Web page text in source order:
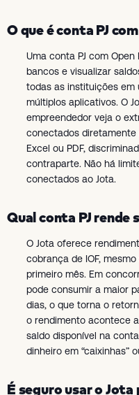
O que é conta PJ
Uma conta PJ com
bancos e visualizar
todas as instituições em
múltiplos aplicativos. O
empreendedor veja o
conectados
Excel ou PDF,
contraparte. Não há
conectados ao Jota.
Qual conta PJ rende
O Jota oferece
cobrança de IOF,
primeiro mês. Em
pode consumir a maior
dias, o que torna o
o rendimento acontece
saldo disponível na
dinheiro em “caixinhas”
É seguro usar o